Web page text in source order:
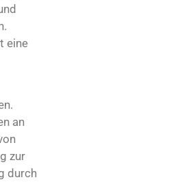
eine
an
zur
durch